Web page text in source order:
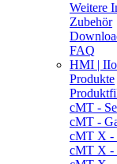
Weitere
Zubehör
FAQ
HMI |
Produkte
cMT -
cMT -
cMT X -
cMT X -